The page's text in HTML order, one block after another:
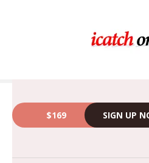
$169 SIGN UP